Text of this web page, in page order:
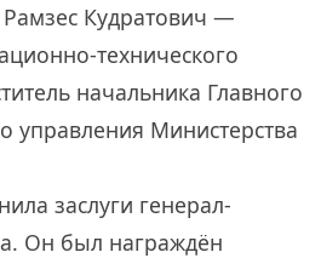
Кудратович —
технического
начальника Главного
управления Министерства
заслуги генерал-
Он был награждён